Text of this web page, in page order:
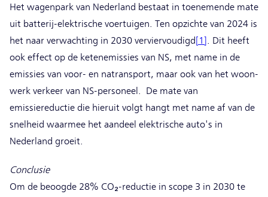
Het wagenpark van Nederland bestaat in toenemende mate
uit batterij-elektrische voertuigen. Ten opzichte van 2024 is
het naar verwachting in 2030 verviervoudigd[1]. Dit heeft
ook effect op de ketenemissies van NS, met name in de
emissies van voor- en natransport, maar ook van het woon-
werk verkeer van NS-personeel. De mate van
emissiereductie die hieruit volgt hangt met name af van de
snelheid waarmee het aandeel elektrische auto's in
Nederland groeit.
Conclusie
Om de beoogde 28% CO₂-reductie in scope 3 in 2030 te